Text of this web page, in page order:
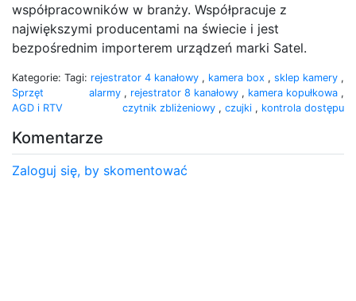
współpracowników w branży. Współpracuje z
największymi producentami na świecie i jest
bezpośrednim importerem urządzeń marki Satel.
Kategorie:
Sprzęt
AGD i RTV
Tagi: rejestrator 4 kanałowy , kamera box , sklep kamery ,
alarmy , rejestrator 8 kanałowy , kamera kopułkowa ,
czytnik zbliżeniowy , czujki , kontrola dostępu
Komentarze
Zaloguj się, by skomentować